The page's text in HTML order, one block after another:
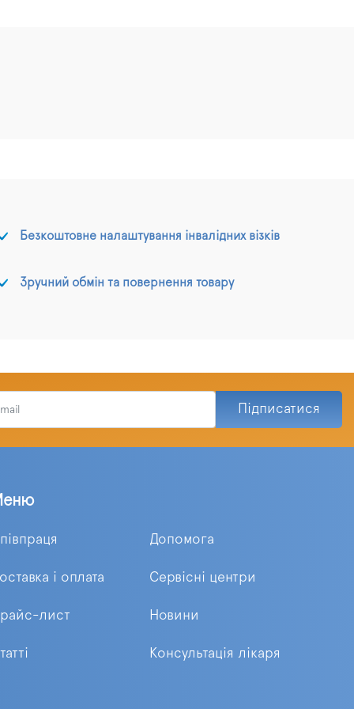
Безкоштовне налаштування інвалідних візків
Зручний обмін та повернення товару
Підписатися
Допомога
і оплата Сервісні центри
лист Новини
Консультація лікаря